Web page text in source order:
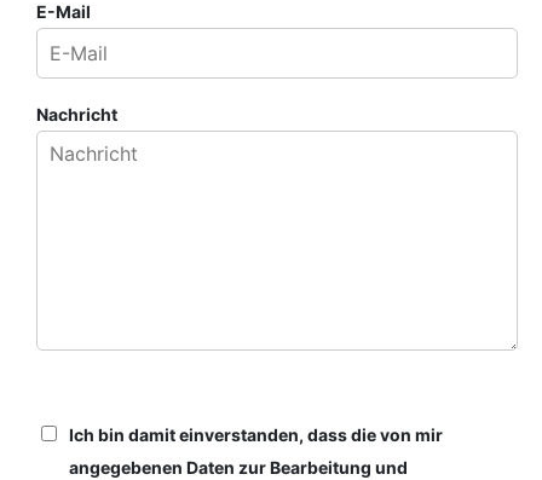
E-Mail
Nachricht
Ich bin damit einverstanden, dass die von mir
angegebenen Daten zur Bearbeitung und